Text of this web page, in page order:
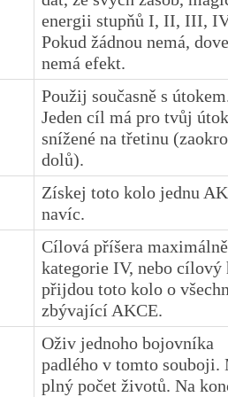
energii stupňů I, II, III,
Pokud žádnou nemá,
nemá efekt.
Použij současně s
Jeden cíl má pro tvůj
snížené na třetinu
dolů).
Získej toto kolo jednu
navíc.
Cílová příšera maximálně
kategorie IV, nebo cílový
přijdou toto kolo o
zbývající AKCE.
Oživ jednoho bojovníka
padlého v tomto souboji.
plný počet životů. Na